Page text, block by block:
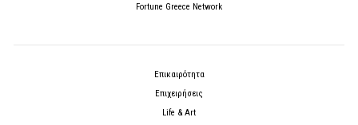
Fortune Greece Network
Επικαιρότητα
Επιχειρήσεις
Life & Art